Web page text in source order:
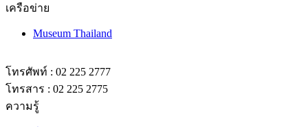
เครือข่าย
Museum Thailand
โทรศัพท์ : 02 225 2777
โทรสาร : 02 225 2775
ความรู้